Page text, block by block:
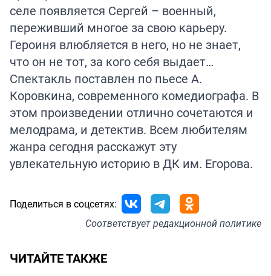
селе появляется Сергей – военный,
переживший многое за свою карьеру.
Героиня влюбляется в него, но не знает,
что он не тот, за кого себя выдает…
Спектакль поставлен по пьесе А.
Коровкина, современного комедиографа. В
этом произведении отлично сочетаются и
мелодрама, и детектив. Всем любителям
жанра сегодня расскажут эту
увлекательную историю в ДК им. Егорова.
Поделиться в соцсетях:
Соответствуетредакционной политике
ЧИТАЙТЕ ТАКЖЕ